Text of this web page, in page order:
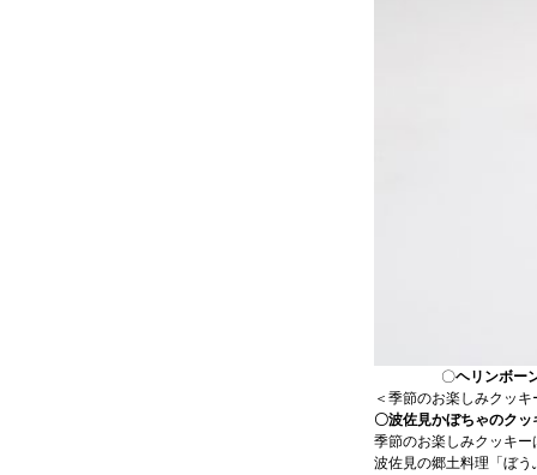
〇ヘリンボー
＜季節のお楽しみクッキ
〇波佐見かぼちゃのクッ
季節のお楽しみクッキ
波佐見の郷土料理「ぼ